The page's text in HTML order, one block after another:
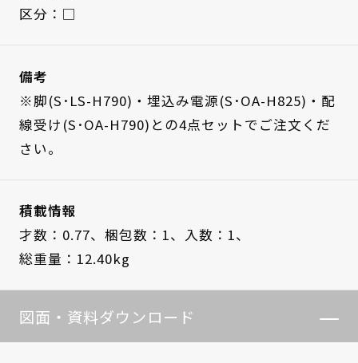
区分：□
備考
※脚(S･LS-H790)・埋込み電源(S･OA-H825)・配
線受け(S･OA-H790)との4点セットでご注文くだ
さい。
積載情報
才数：0.77、 梱包数：1、 入数：1、
総重量：12.40kg
図面・資料ダウンロード